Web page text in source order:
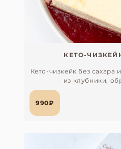
КЕТО-
Кето-чизкейк без сахара
из клубники,
990₽